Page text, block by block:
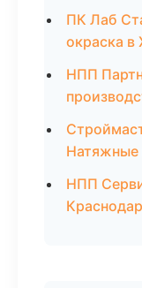
ПК Лаб
окраска в
НПП
Натяжные
НПП
Краснодар